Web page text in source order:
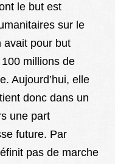
le but est
sur le
avait pour but
100 millions de
Aujourd’hui, elle
donc dans un
une part
future. Par
pas de marche